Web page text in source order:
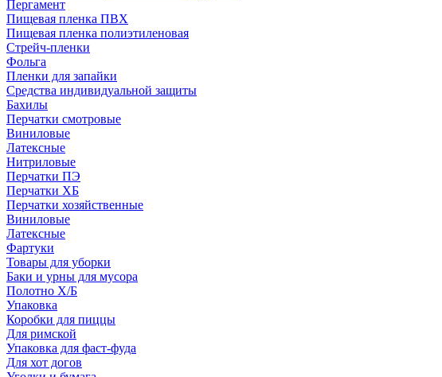
Пергамент
Пищевая пленка ПВХ
Пищевая пленка полиэтиленовая
Стрейч-пленки
Фольга
Пленки для запайки
Средства индивидуальной защиты
Бахилы
Перчатки смотровые
Виниловые
Латексные
Нитриловые
Перчатки ПЭ
Перчатки ХБ
Перчатки хозяйственные
Виниловые
Латексные
Фартуки
Товары для уборки
Баки и урны для мусора
Полотно Х/Б
Упаковка
Коробки для пиццы
Для римской
Упаковка для фаст-фуда
Для хот догов